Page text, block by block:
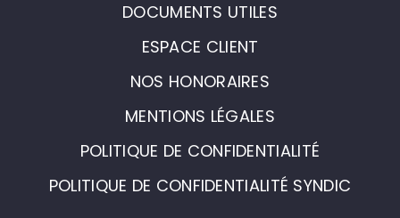
DOCUMENTS UTILES
ESPACE CLIENT
NOS HONORAIRES
MENTIONS LÉGALES
POLITIQUE DE CONFIDENTIALITÉ
POLITIQUE DE CONFIDENTIALITÉ SYNDIC